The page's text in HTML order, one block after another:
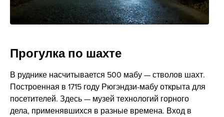
Прогулка по шахте
В руднике насчитывается 500 мабу — стволов шахт.
Построенная в 1715 году Рюгэндзи-мабу открыта для
посетителей. Здесь — музей технологий горного
дела, применявшихся в разные времена. Вход в